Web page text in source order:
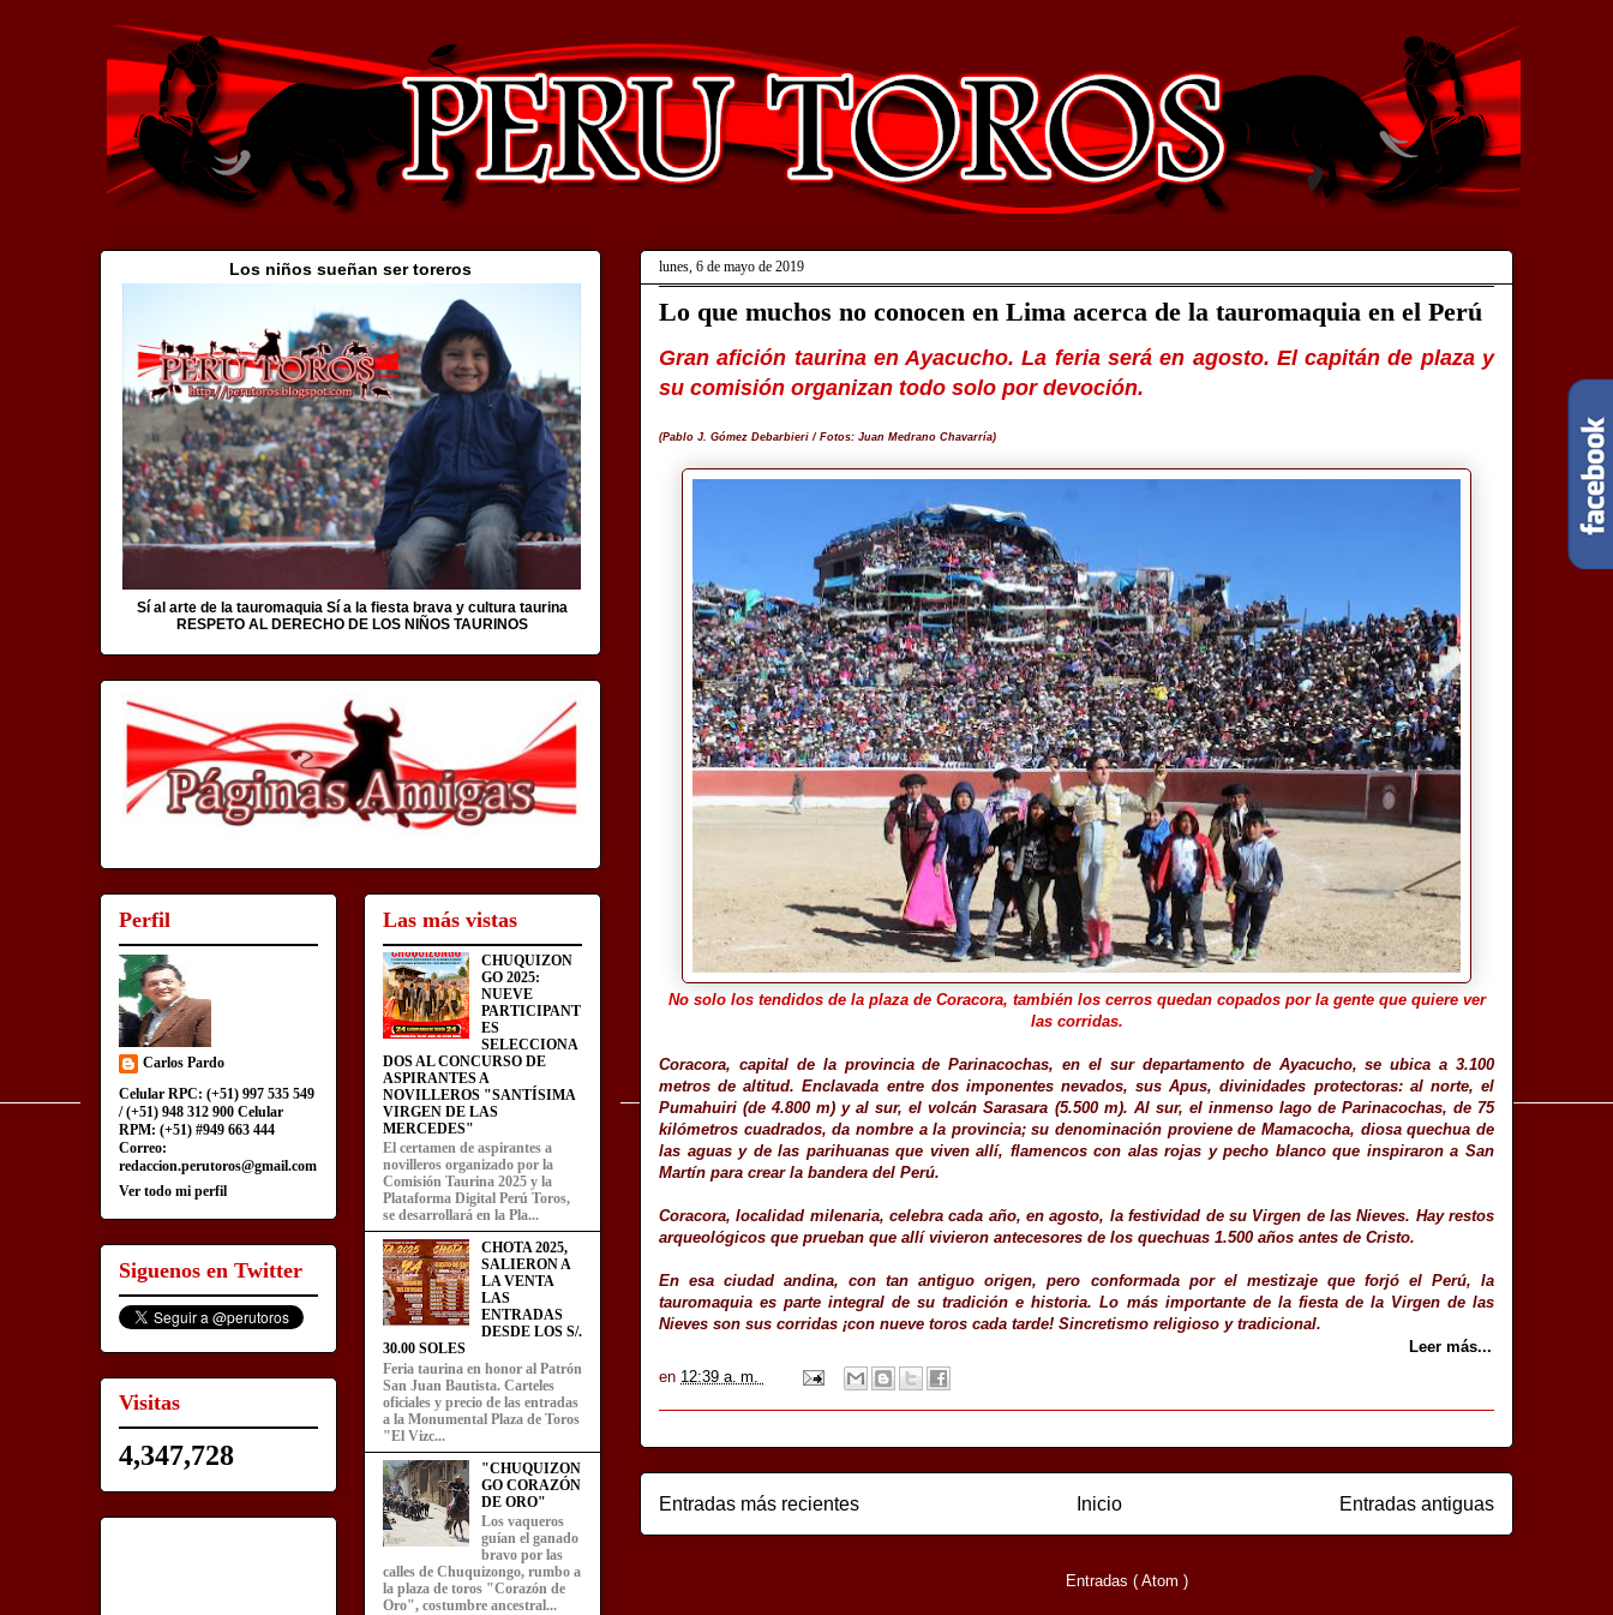
lunes, 6 de mayo de 2019
Lo que muchos no conocen en Lima acerca de la tauromaquia en el Perú
Gran afición taurina en Ayacucho. La feria será en agosto. El capitán de plaza y
su comisión organizan todo solo por devoción.
(Pablo J. Gómez Debarbieri / Fotos: Juan Medrano Chavarría)
No solo los tendidos de la plaza de Coracora, también los cerros quedan copados por la gente que quiere ver
las corridas.
Coracora, capital de la provincia de Parinacochas, en el sur departamento de Ayacucho, se ubica a 3.100
metros de altitud. Enclavada entre dos imponentes nevados, sus Apus, divinidades protectoras: al norte, el
Pumahuiri (de 4.800 m) y al sur, el volcán Sarasara (5.500 m). Al sur, el inmenso lago de Parinacochas, de 75
kilómetros cuadrados, da nombre a la provincia; su denominación proviene de Mamacocha, diosa quechua de
las aguas y de las parihuanas que viven allí, flamencos con alas rojas y pecho blanco que inspiraron a San
Martín para crear la bandera del Perú.
Coracora, localidad milenaria, celebra cada año, en agosto, la festividad de su Virgen de las Nieves. Hay restos
arqueológicos que prueban que allí vivieron antecesores de los quechuas 1.500 años antes de Cristo.
En esa ciudad andina, con tan antiguo origen, pero conformada por el mestizaje que forjó el Perú, la
tauromaquia es parte integral de su tradición e historia. Lo más importante de la fiesta de la Virgen de las
Nieves son sus corridas ¡con nueve toros cada tarde! Sincretismo religioso y tradicional.
Leer más...
en 12:39 a. m.
Entradas más recientes Entradas antiguas
Inicio
Entradas ( Atom )
Los niños sueñan ser toreros
Sí al arte de la tauromaquia Sí a la fiesta brava y cultura taurina
RESPETO AL DERECHO DE LOS NIÑOS TAURINOS
Perfil
Carlos Pardo
Celular RPC: (+51) 997 535 549
/ (+51) 948 312 900 Celular
RPM: (+51) #949 663 444
Correo:
redaccion.perutoros@gmail.com
Ver todo mi perfil
Siguenos en Twitter
Visitas
4,347,728
Las más vistas
CHUQUIZON
GO 2025:
NUEVE
PARTICIPANT
ES
SELECCIONA
DOS AL CONCURSO DE
ASPIRANTES A
NOVILLEROS "SANTÍSIMA
VIRGEN DE LAS
MERCEDES"
El certamen de aspirantes a
novilleros organizado por la
Comisión Taurina 2025 y la
Plataforma Digital Perú Toros,
se desarrollará en la Pla...
CHOTA 2025,
SALIERON A
LA VENTA
LAS
ENTRADAS
DESDE LOS S/.
30.00 SOLES
Feria taurina en honor al Patrón
San Juan Bautista. Carteles
oficiales y precio de las entradas
a la Monumental Plaza de Toros
"El Vizc...
"CHUQUIZON
GO CORAZÓN
DE ORO"
Los vaqueros
guían el ganado
bravo por las
calles de Chuquizongo, rumbo a
la plaza de toros "Corazón de
Oro", costumbre ancestral...